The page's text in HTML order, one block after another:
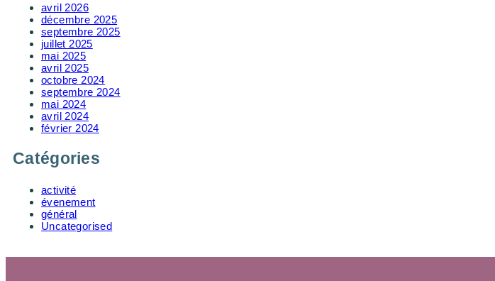
avril 2026
décembre 2025
septembre 2025
juillet 2025
mai 2025
avril 2025
octobre 2024
septembre 2024
mai 2024
avril 2024
février 2024
Catégories
activité
évenement
général
Uncategorised